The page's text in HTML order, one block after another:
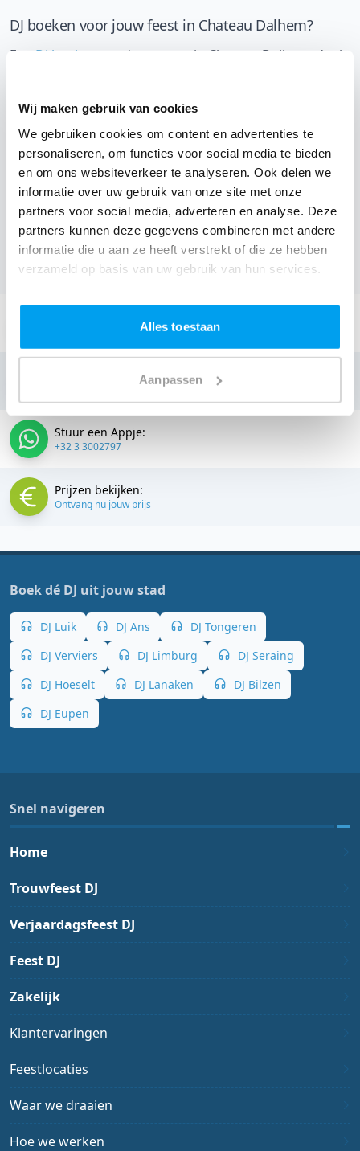
Wij maken gebruik van cookies
We gebruiken cookies om content en advertenties te
personaliseren, om functies voor social media te bieden
en om ons websiteverkeer te analyseren. Ook delen we
informatie over uw gebruik van onze site met onze
partners voor social media, adverteren en analyse. Deze
partners kunnen deze gegevens combineren met andere
informatie die u aan ze heeft verstrekt of die ze hebben
verzameld op basis van uw gebruik van hun services.
Alles toestaan
Aanpassen
DJ boeken voor jouw feest in Chateau Dalhem?
Een DJ boeken
zonder zorgen in Chateau Dalhem: dat is
een reserve DJ. Wij zorgen dat het goed komt. Maar
natuurlijk weten wat het kost.
Een DJ boeken uit Luikwas nog nooit zo makkelijk.
Daarom kun je bij ons online de prijs berekenen voor
jouw feest. Ook kun je nu boeken of een vrijblijvende
offerte aanvragen. Boek de beste DJ uit Dalhem en
omgeving, en check dus nuonze prijzen voor jouw DJ
info@thedjcompany.be
Stuur een Appje:
+32 3 3002797
Prijzen bekijken:
Ontvang nu jouw prijs
Boek dé DJ uit jouw stad
DJ Luik DJ Ans
DJ Tongeren
DJ Verviers
DJ Limburg
DJ Seraing
DJ Hoeselt
DJ Lanaken
DJ Bilzen
DJ Eupen
Snel navigeren
Home
Trouwfeest DJ
Verjaardagsfeest DJ
Feest DJ
Zakelijk
Klantervaringen
Feestlocaties
Waar we draaien
Hoe we werken